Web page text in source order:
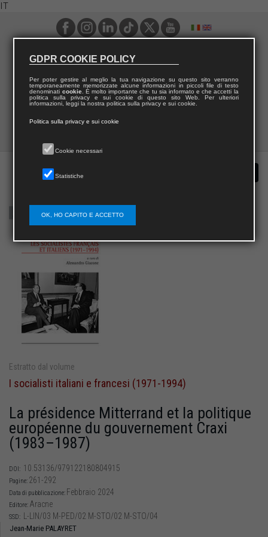
IT
Estratto dal volume
I socialisti italiani e francesi (1971-1994)
La présidence Mitterrand et la politique
européenne du gouvernement Craxi
(1983–1987)
DOI: 10.53136/979122180804915
Pagine: 261-292
Data di pubblicazione: Febbraio 2024
Editore: Aracne
SSD: L-LIN/03 M-PED/02 M-STO/02 M-STO/04
Jean-Marie PALAYRET
GDPR COOKIE POLICY
Per poter gestire al meglio la tua navigazione su questo sito verranno
temporaneamente memorizzate alcune informazioni in piccoli file di testo
denominati cookie. È molto importante che tu sia informato e che accetti la
politica sulla privacy e sui cookie di questo sito Web. Per ulteriori
informazioni, leggi la nostra politica sulla privacy e sui cookie.
Politica sulla privacy e sui cookie
Cookie necessari
Statistiche
OK, HO CAPITO E ACCETTO